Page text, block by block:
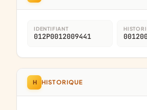
IDENTIFIANT
012P0012009441
H HISTORIQUE